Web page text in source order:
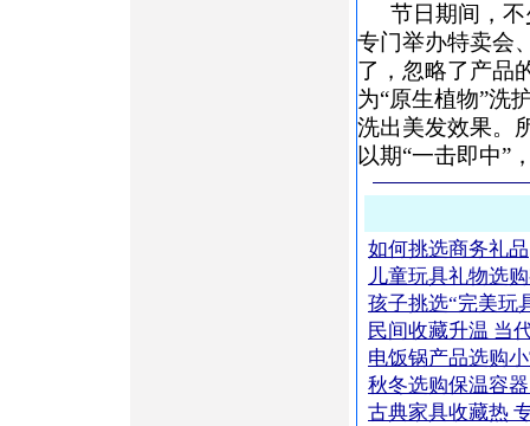
节日期间，不
专门举办特卖会
了，忽略了产品
为“原生植物”洗
洗出美发效果。
以期“一击即中”
如何挑选商务礼品
儿童玩具礼物选
孩子挑选“完美玩
民间收藏升温 当
电饭锅产品选购
秋冬选购保温容
古典家具收藏热